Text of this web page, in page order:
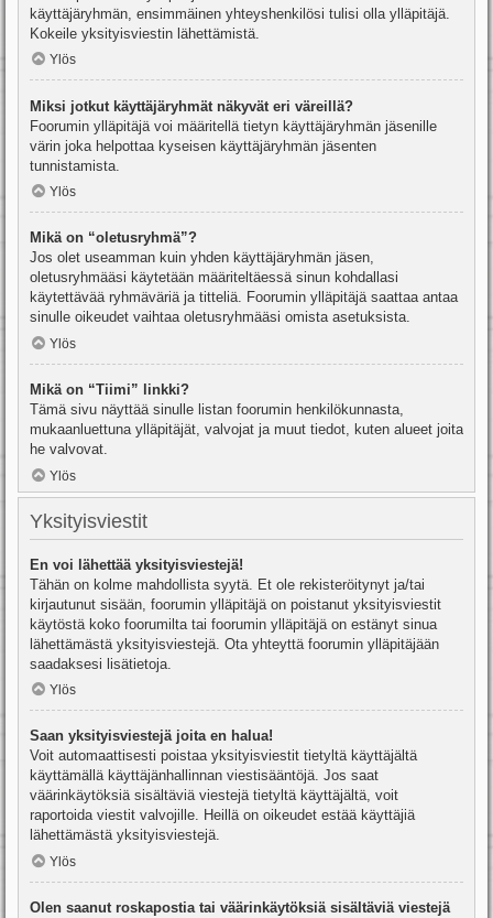
käyttäjäryhmän, ensimmäinen yhteyshenkilösi tulisi olla ylläpitäjä.
Kokeile yksityisviestin lähettämistä.
Ylös
Miksi jotkut käyttäjäryhmät näkyvät eri väreillä?
Foorumin ylläpitäjä voi määritellä tietyn käyttäjäryhmän jäsenille
värin joka helpottaa kyseisen käyttäjäryhmän jäsenten
tunnistamista.
Ylös
Mikä on “oletusryhmä”?
Jos olet useamman kuin yhden käyttäjäryhmän jäsen,
oletusryhmääsi käytetään määriteltäessä sinun kohdallasi
käytettävää ryhmäväriä ja titteliä. Foorumin ylläpitäjä saattaa antaa
sinulle oikeudet vaihtaa oletusryhmääsi omista asetuksista.
Ylös
Mikä on “Tiimi” linkki?
Tämä sivu näyttää sinulle listan foorumin henkilökunnasta,
mukaanluettuna ylläpitäjät, valvojat ja muut tiedot, kuten alueet joita
he valvovat.
Ylös
Yksityisviestit
En voi lähettää yksityisviestejä!
Tähän on kolme mahdollista syytä. Et ole rekisteröitynyt ja/tai
kirjautunut sisään, foorumin ylläpitäjä on poistanut yksityisviestit
käytöstä koko foorumilta tai foorumin ylläpitäjä on estänyt sinua
lähettämästä yksityisviestejä. Ota yhteyttä foorumin ylläpitäjään
saadaksesi lisätietoja.
Ylös
Saan yksityisviestejä joita en halua!
Voit automaattisesti poistaa yksityisviestit tietyltä käyttäjältä
käyttämällä käyttäjänhallinnan viestisääntöjä. Jos saat
väärinkäytöksiä sisältäviä viestejä tietyltä käyttäjältä, voit
raportoida viestit valvojille. Heillä on oikeudet estää käyttäjiä
lähettämästä yksityisviestejä.
Ylös
Olen saanut roskapostia tai väärinkäytöksiä sisältäviä viestejä